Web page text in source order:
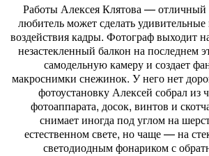
Работы Алексея Клятова — отличный
любитель может сделать
воздействия кадры. Фотограф выходит
незастекленный балкон на последнем
самодельную камеру и создает
макроснимки снежинок. У него нет
фотоустановку Алексей собрал из
фотоаппарата, досок, винтов и
снимает иногда под углом на
естественном свете, но чаще — на
светодиодным фонариком с